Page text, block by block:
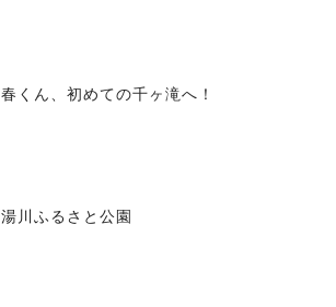
春くん、初めての千ヶ滝へ！
湯川ふるさと公園